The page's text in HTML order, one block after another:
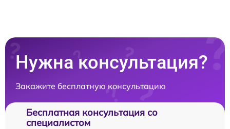
Нужна консультация?
Закажите бесплатную консультацию
Бесплатная консультация со
специалистом